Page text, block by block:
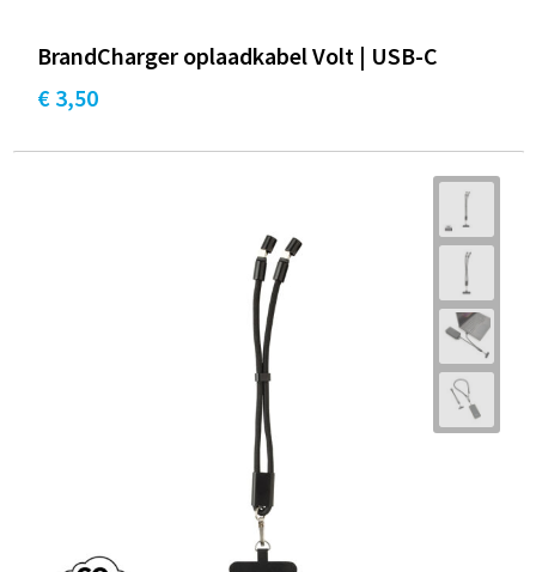
BrandCharger oplaadkabel Volt | USB-C
€ 3,50